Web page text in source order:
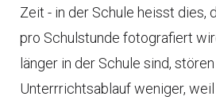
Zeit - in der Schule heisst dies,
pro Schulstunde fotografiert
länger in der Schule sind,
Unterrrichtsablauf weniger,